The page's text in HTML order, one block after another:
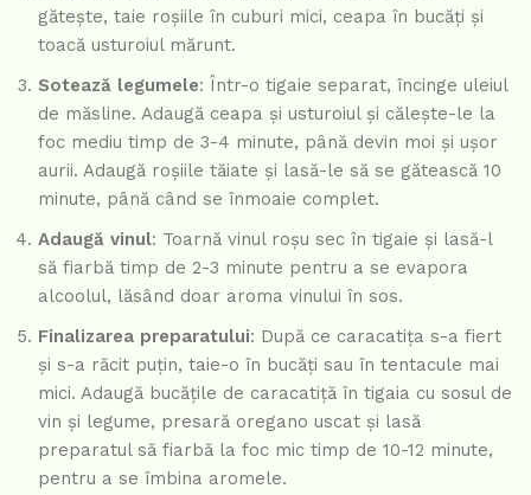
gătește, taie roșiile în cuburi mici, ceapa în bucăți și
toacă usturoiul mărunt.
Sotează legumele: Într-o tigaie separat, încinge uleiul
de măsline. Adaugă ceapa și usturoiul și călește-le la
foc mediu timp de 3-4 minute, până devin moi și ușor
aurii. Adaugă roșiile tăiate și lasă-le să se gătească 10
minute, până când se înmoaie complet.
Adaugă vinul: Toarnă vinul roșu sec în tigaie și lasă-l
să fiarbă timp de 2-3 minute pentru a se evapora
alcoolul, lăsând doar aroma vinului în sos.
Finalizarea preparatului: După ce caracatița s-a fiert
și s-a răcit puțin, taie-o în bucăți sau în tentacule mai
mici. Adaugă bucățile de caracatiță în tigaia cu sosul de
vin și legume, presară oregano uscat și lasă
preparatul să fiarbă la foc mic timp de 10-12 minute,
pentru a se îmbina aromele.